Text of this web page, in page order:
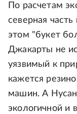
По расчетам
северная
этом "букет
Джакарты не
уязвимый к
кажется
машин. А
экологичной и